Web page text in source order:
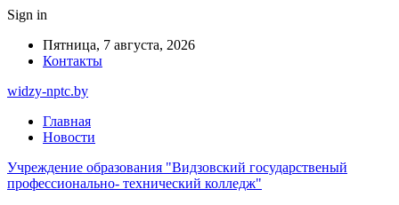
Sign in
Пятница, 7 августа, 2026
Контакты
widzy-nptc.by
Главная
Новости
Учреждение образования "Видзовский государственый
профессионально- технический колледж"